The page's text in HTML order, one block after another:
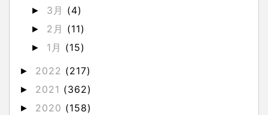
► 3月 (4)
► 2月 (11)
► 1月 (15)
► 2022 (217)
► 2021 (362)
► 2020 (158)